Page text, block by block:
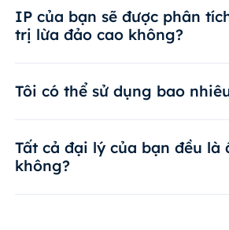
IP của bạn sẽ được phân
trị lừa đảo cao không?
Tôi có thể sử dụng bao
Tất cả đại lý của bạn đều là
không?